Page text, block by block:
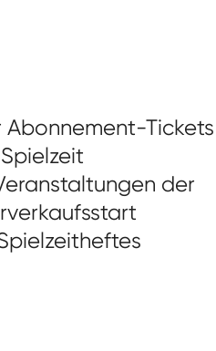
Tickets
der